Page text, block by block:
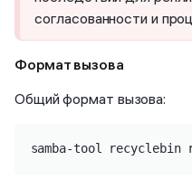
согласованности и
Формат вызова
Общий формат вызова:
samba-tool recyclebin